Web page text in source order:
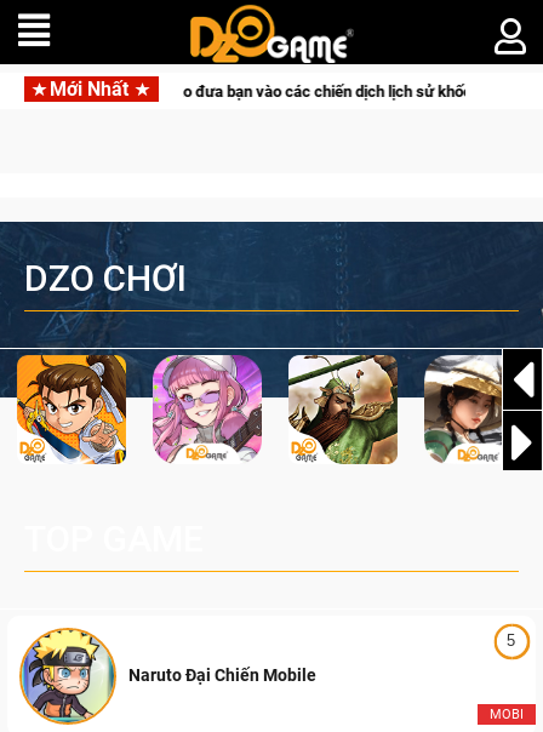
Mới Nhất
độ đỉnh cao đưa bạn vào các chiến dịch lịch sử khốc liệt
DZO CHƠI
5
MOBI
Naruto Đại Chiến Mobile